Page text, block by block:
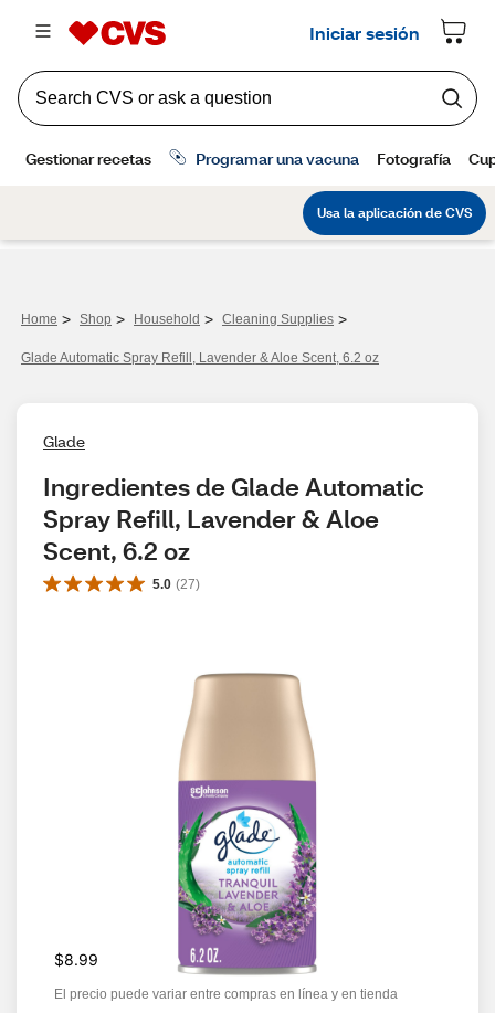
Home > Shop > Household > Cleaning Supplies >
Glade Automatic Spray Refill, Lavender & Aloe Scent, 6.2 oz
Glade
Ingredientes de Glade Automatic
Spray Refill, Lavender & Aloe
Scent, 6.2 oz
5.0 (27)
$8.99
El precio puede variar entre compras en línea y en tienda